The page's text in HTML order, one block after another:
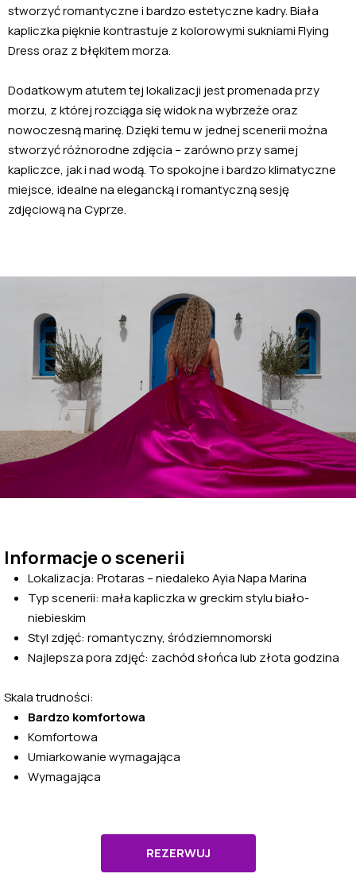
Informacje o scenerii
Lokalizacja: Protaras – niedaleko Ayia Napa Marina
Typ scenerii: mała kapliczka w greckim stylu biało-
niebieskim
Styl zdjęć: romantyczny, śródziemnomorski
Najlepsza pora zdjęć: zachód słońca lub złota godzina
Skala trudności:
Bardzo komfortowa
Komfortowa
Umiarkowanie wymagająca
Wymagająca
REZERWUJ
stworzyć romantyczne i bardzo estetyczne kadry. Biała
kapliczka pięknie kontrastuje z kolorowymi sukniami Flying
Dress oraz z błękitem morza.
Dodatkowym atutem tej lokalizacji jest promenada przy
morzu, z której rozciąga się widok na wybrzeże oraz
nowoczesną marinę. Dzięki temu w jednej scenerii można
stworzyć różnorodne zdjęcia – zarówno przy samej
kapliczce, jak i nad wodą. To spokojne i bardzo klimatyczne
miejsce, idealne na elegancką i romantyczną sesję
zdjęciową na Cyprze.